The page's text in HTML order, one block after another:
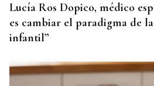
Lucía Ros Dopico, médico
es cambiar el paradigma de
infantil”